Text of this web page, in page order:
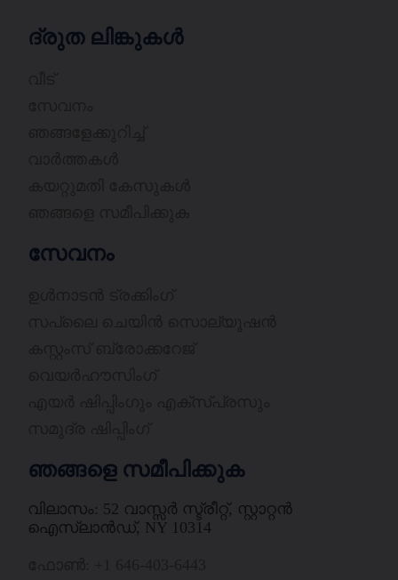
ദ്രുത ലിങ്കുകൾ
സേവനം
ഞങ്ങളെ സമീപിക്കുക
വിലാസം: 52 വാസ്സർ സ്ട്രീറ്റ്, സ്റ്റാറ്റൻ
ഐസ്ലാൻഡ്, NY 10314